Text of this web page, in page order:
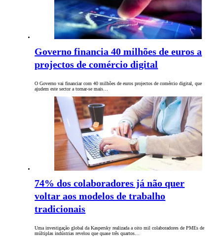
Governo financia 40 milhões de euros a
projectos de comércio digital
O Governo vai financiar com 40 milhões de euros projectos de comércio digital, que
ajudem este sector a tornar-se mais…
74% dos colaboradores já não quer
voltar aos modelos de trabalho
tradicionais
Uma investigação global da Kaspersky realizada a oito mil colaboradores de PMEs de
múltiplas indústrias revelou que quase três quartos…